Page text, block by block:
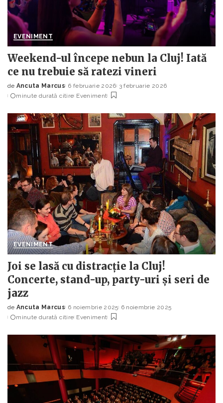
EVENIMENT
Weekend-ul începe nebun la Cluj! Iată
ce nu trebuie să ratezi vineri
Posted
by
de Ancuta Marcus 6 februarie 2026 3 februarie 2026
minute durată citire Eveniment
EVENIMENT
Joi se lasă cu distracție la Cluj!
Concerte, stand-up, party-uri și seri de
jazz
Posted
by
de Ancuta Marcus 6 noiembrie 2025 6 noiembrie 2025
minute durată citire Eveniment